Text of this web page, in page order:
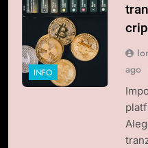
INFO
ago